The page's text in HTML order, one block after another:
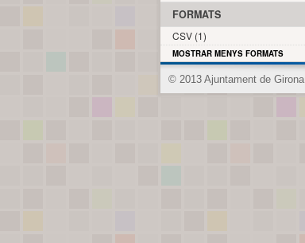
FORMATS
CSV (1)
MOSTRAR MENYS FORMATS
© 2013 Ajuntament de Girona